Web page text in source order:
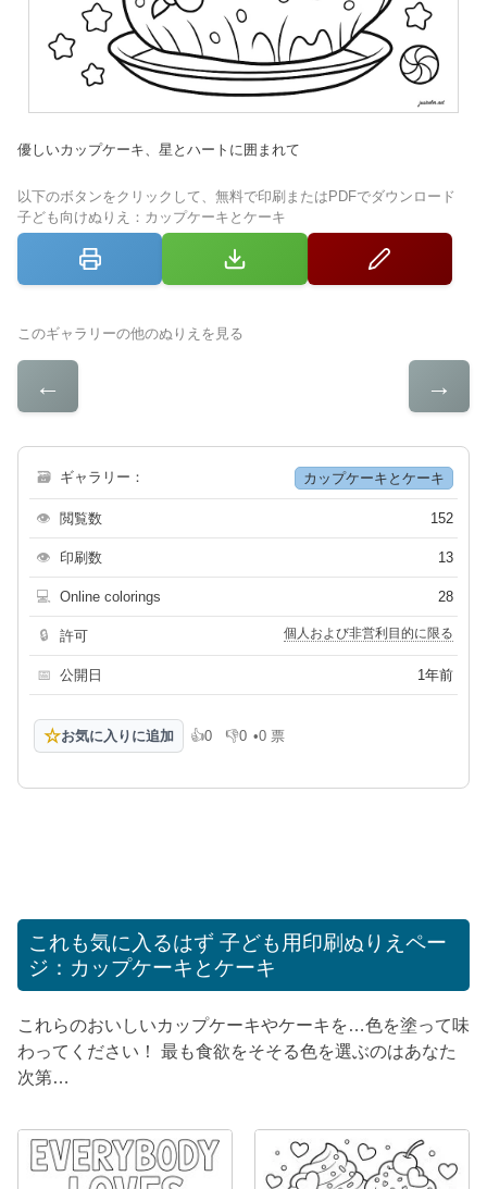
優しいカップケーキ、星とハートに囲まれて
以下のボタンをクリックして、無料で印刷またはPDFでダウンロード
子ども向けぬりえ：カップケーキとケーキ
このギャラリーの他のぬりえを見る
← →
🗃 ギャラリー： カップケーキとケーキ
👁 閲覧数 152
👁 印刷数 13
💻 Online colorings 28
🔒 許可 個人および非営利目的に限る
📅 公開日 1年前
☆お気に入りに追加 👍0
高評価👎0
低評価
•0 票
これも気に入るはず 子ども用印刷ぬりえペー
ジ：カップケーキとケーキ
これらのおいしいカップケーキやケーキを…色を塗って味
わってください！ 最も食欲をそそる色を選ぶのはあなた
次第…